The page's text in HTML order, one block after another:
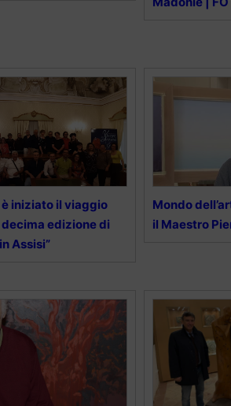
è iniziato il viaggio
edizione di
Assisi”
Mondo
il Maestro